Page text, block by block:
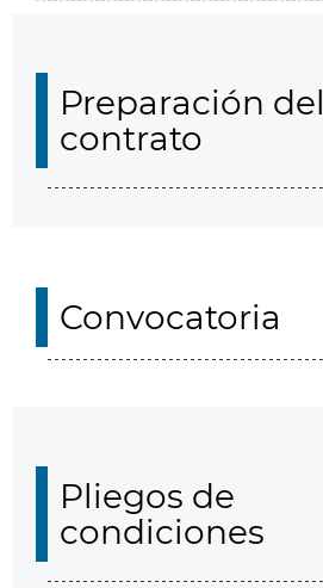
Preparación del
contrato
Convocatoria
Pliegos de
condiciones